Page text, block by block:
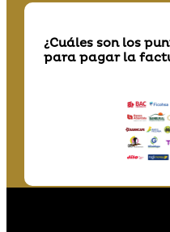
¿Cuáles son los
para pagar la